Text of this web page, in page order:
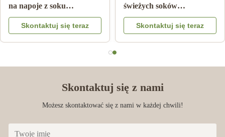
z
teraz
na napoje z soku
pomarańczowego
Skontaktuj się teraz
świeżych
Skontaktuj się z nami
Możesz skontaktować się z nami w każdej chwili!